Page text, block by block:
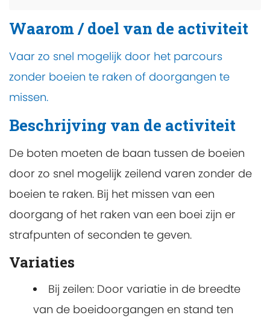
Waarom / doel van de activiteit
Vaar zo snel mogelijk door het parcours
zonder boeien te raken of doorgangen te
missen.
Beschrijving van de activiteit
De boten moeten de baan tussen de boeien
door zo snel mogelijk zeilend varen zonder de
boeien te raken. Bij het missen van een
doorgang of het raken van een boei zijn er
strafpunten of seconden te geven.
Variaties
Bij zeilen: Door variatie in de breedte
van de boeidoorgangen en stand ten